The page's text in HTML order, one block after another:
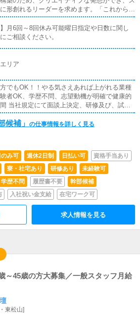
形創れるリーダーを求めます。「これから」
きく影響する重要なメンバーとして、あなた
です！【 各種待遇 】◆初任給30万以上◆技
て 相談に応じます。◆各役職手当◆成果特
】月6回～8回休み可能曜日指定や日数に関し
ご相談ください。
リア
でもOK！！やる気さえあれば上がれる業種
者OK、学歴不問、志望動機が明確で健康的
試用
か月まで。当社は年功序列ではなく、能力と
り次第で昇給・昇格又は独立開業やグループ
候補」 の仕事情報を詳しく見る
み可 週休2日制 日払い可
資格手当あり
寮・社宅あり 研修あり
未経験可
学歴不問 履歴書不要
幹部候補
入社祝い金支給 在宅ワーク可
求人情報を見る
～45歳の方大募集／一般スタッフ月給
東松山]